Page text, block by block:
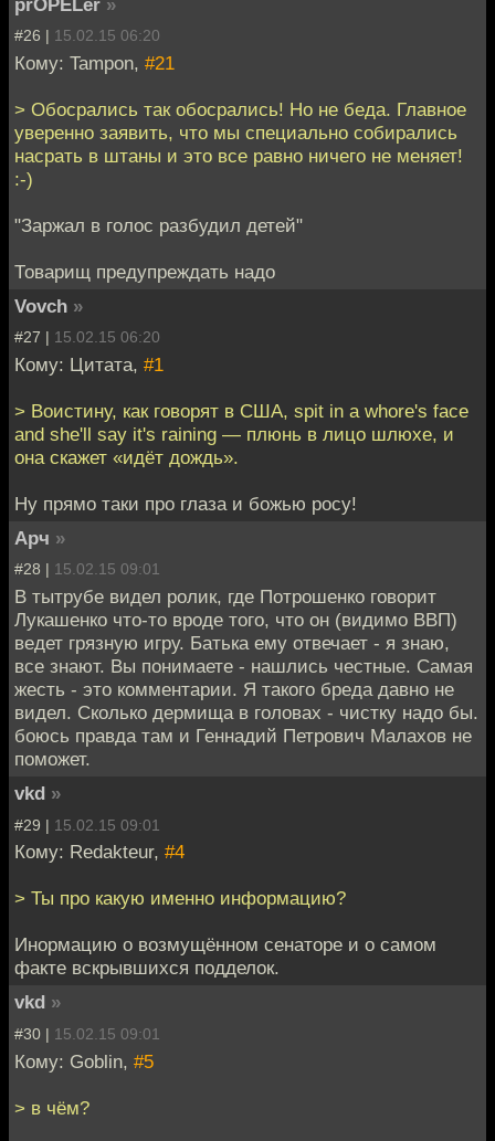
prOPELer »
#26 | 15.02.15 06:20
Кому: Tampon, #21
> Обосрались так обосрались! Но не беда. Главное
уверенно заявить, что мы специально собирались
насрать в штаны и это все равно ничего не меняет!
:-)
"Заржал в голос разбудил детей"
Товарищ предупреждать надо
Vovch »
#27 | 15.02.15 06:20
Кому: Цитата, #1
> Воистину, как говорят в США, spit in a whore's face
and she'll say it's raining — плюнь в лицо шлюхе, и
она скажет «идёт дождь».
Ну прямо таки про глаза и божью росу!
Арч »
#28 | 15.02.15 09:01
В тытрубе видел ролик, где Потрошенко говорит
Лукашенко что-то вроде того, что он (видимо ВВП)
ведет грязную игру. Батька ему отвечает - я знаю,
все знают. Вы понимаете - нашлись честные. Самая
жесть - это комментарии. Я такого бреда давно не
видел. Сколько дермища в головах - чистку надо бы.
боюсь правда там и Геннадий Петрович Малахов не
поможет.
vkd »
#29 | 15.02.15 09:01
Кому: Redakteur, #4
> Ты про какую именно информацию?
Инормацию о возмущённом сенаторе и о самом
факте вскрывшихся подделок.
vkd »
#30 | 15.02.15 09:01
Кому: Goblin, #5
> в чём?